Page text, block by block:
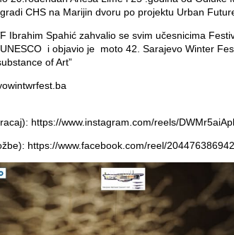
CHS na Marijin dvoru po projektu Urban
Ibrahim Spahić zahvalio se svim učesnicima
i objavio je moto 42. Sarajevo Winter
of Art”
https://www.instagram.com/reels/
https://www.facebook.com/reel/